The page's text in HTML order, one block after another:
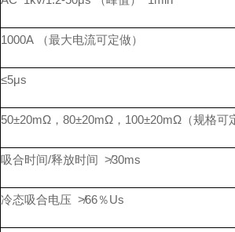
1000A （最大电流可定做）
≤5μs
50±20mΩ，80±20mΩ，100±20mΩ（规格可
吸合时间/释放时间 ≯30ms
冷态吸合电压 ≯66％Us